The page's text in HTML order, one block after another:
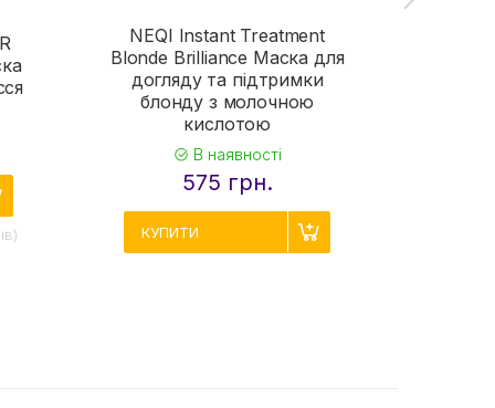
NEQI Instant Treatment
Blonde Brilliance Маска для
догляду та підтримки
блонду з молочною
кислотою
В наявності
575 грн.
КУПИТИ